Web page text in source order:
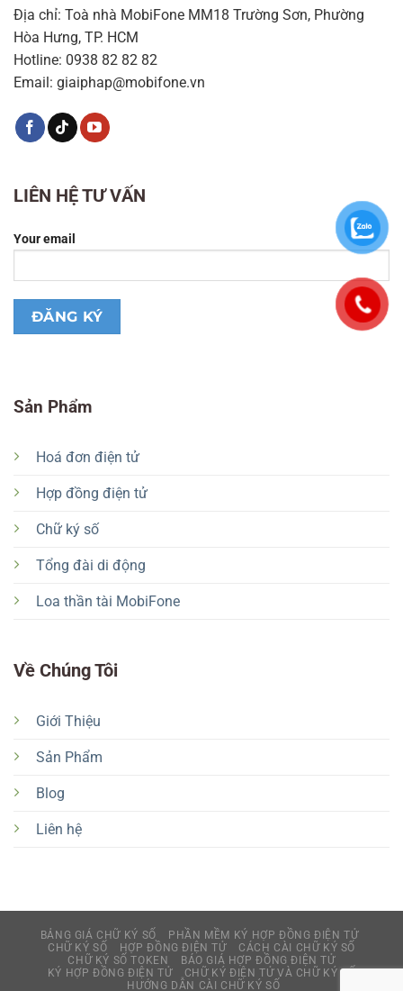
Địa chỉ: Toà nhà MobiFone MM18 Trường Sơn, Phường
Hòa Hưng, TP. HCM
Hotline: 0938 82 82 82
Email: giaiphap@mobifone.vn
Sản Phẩm
Hoá đơn điện tử
Hợp đồng điện tử
Chữ ký số
Tổng đài di động
Loa thần tài MobiFone
Về Chúng Tôi
Giới Thiệu
Sản Phẩm
Blog
Liên hệ
LIÊN HỆ TƯ VẤN
Your email
BẢNG GIÁ CHỮ KÝ SỐ
PHẦN MỀM KÝ HỢP ĐỒNG ĐIỆN TỬ
CHỮ KÝ SỐ
HỢP ĐỒNG ĐIỆN TỬ
CÁCH CÀI CHỮ KÝ SỐ
CHỮ KÝ SỐ TOKEN
BÁO GIÁ HỢP ĐỒNG ĐIỆN TỬ
KÝ HỢP ĐỒNG ĐIỆN TỬ
CHỮ KÝ ĐIỆN TỬ VÀ CHỮ KÝ SỐ
HƯỚNG DẪN CÀI CHỮ KÝ SỐ